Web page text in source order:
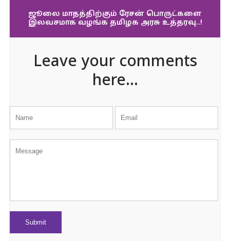
ஜூலை மாதத்திற்கும் ரேசன் பொருட்களை
இலவசமாக வழங்க தமிழக அரசு உத்தரவு..!
Leave your comments
here...